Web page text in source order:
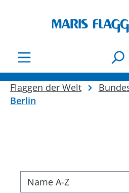
Flaggen der Welt
Berlin